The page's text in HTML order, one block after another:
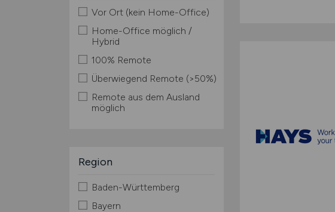
Vor Ort (kein Home-Office)
Home-Office möglich /
Hybrid
100% Remote
Überwiegend Remote (>50%)
Remote aus dem Ausland
möglich
Region
Baden-Württemberg
Bayern